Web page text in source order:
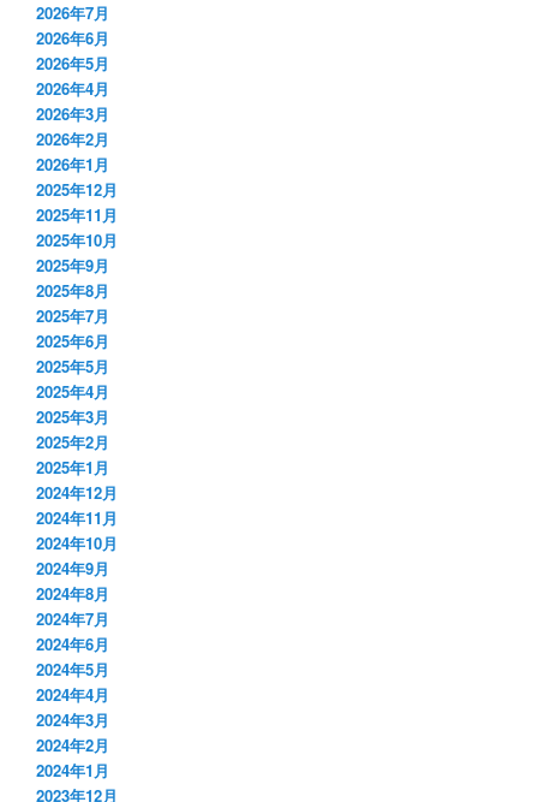
2026年7月
2026年6月
2026年5月
2026年4月
2026年3月
2026年2月
2026年1月
2025年12月
2025年11月
2025年10月
2025年9月
2025年8月
2025年7月
2025年6月
2025年5月
2025年4月
2025年3月
2025年2月
2025年1月
2024年12月
2024年11月
2024年10月
2024年9月
2024年8月
2024年7月
2024年6月
2024年5月
2024年4月
2024年3月
2024年2月
2024年1月
2023年12月